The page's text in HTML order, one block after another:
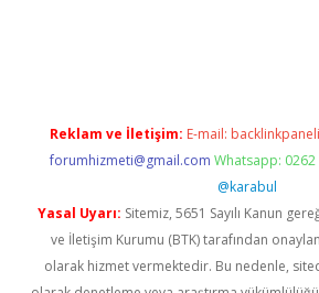
Reklam ve İletişim: E-mail:
forumhizmeti@gmail.com Whatsapp: 0262
@karabul
Yasal Uyarı: Sitemiz, 5651 Sayılı Kanun
ve İletişim Kurumu (BTK) tarafından
olarak hizmet vermektedir. Bu nedenle,